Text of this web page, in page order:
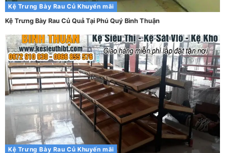
Kệ Trưng Bày Rau Củ Khuyến mãi
Kệ Trưng Bày Rau Củ Quả Tại Phú Quý Bình Thuận
Kệ Trưng Bày Rau Củ Khuyến mãi